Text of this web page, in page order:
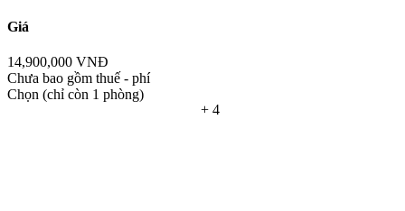
+ 4
Giá
14,900,000 VNĐ
Chưa bao gồm thuế - phí
Chọn (chỉ còn 1 phòng)